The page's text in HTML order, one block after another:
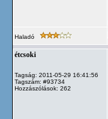
Haladó
étcsoki
Tagság: 2011-05-29 16:41:56
Tagszám: #93734
Hozzászólások: 262